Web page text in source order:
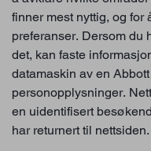
finner mest nyttig, og for
preferanser. Dersom du
det, kan faste
datamaskin av en
personopplysninger.
en uidentifisert
har returnert til nettsiden.